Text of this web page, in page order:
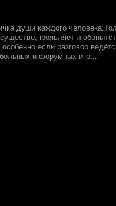
души каждого
если разговор
и форумных игр...